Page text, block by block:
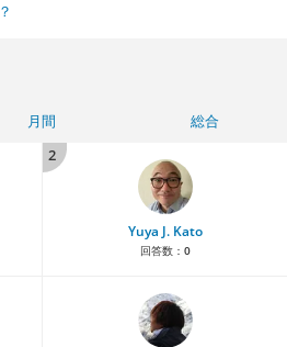
月間
総合
2
Yuya J. Kato
回答数： 0